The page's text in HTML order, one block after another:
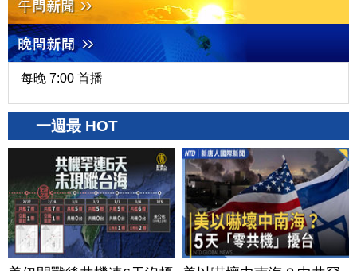
每晚 7:00 首播
一週最 HOT